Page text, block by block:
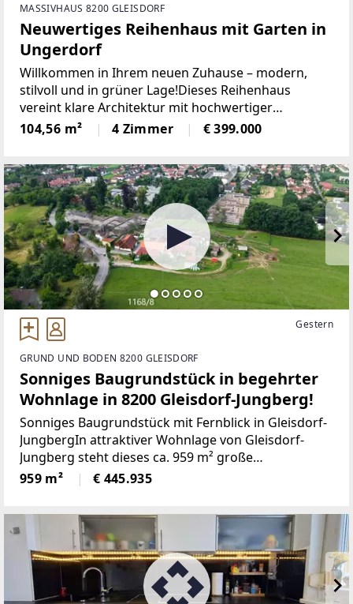
MASSIVHAUS 8200 GLEISDORF
Neuwertiges Reihenhaus mit Garten in
Ungerdorf
Willkommen in Ihrem neuen Zuhause – modern,
stilvoll und in grüner Lage!Dieses Reihenhaus
vereint klare Architektur mit hochwertiger
Ausstattung und schafft ein Ambiente, in dem Sie
sich sofort wohlfühlen werden.Errichtet im Jahr
104,56 m² 4 Zimmer € 399.000
Gestern
GRUND UND BODEN 8200 GLEISDORF
Sonniges Baugrundstück in begehrter
Wohnlage in 8200 Gleisdorf-Jungberg!
Sonniges Baugrundstück mit Fernblick in Gleisdorf-
JungbergIn attraktiver Wohnlage von Gleisdorf-
Jungberg steht dieses ca. 959 m² große
Baugrundstück zum Verkauf. Die Süd-West-
Ausrichtung, der schöne Fernblick sowie der Blick
959 m² € 445.935